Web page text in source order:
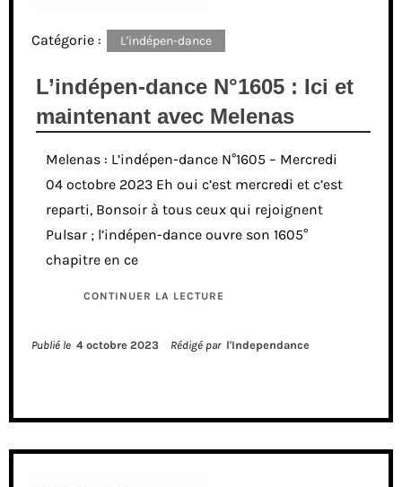
Catégorie : L'indépen-dance
L’indépen-dance N°1605 : Ici et
maintenant avec Melenas
Melenas : L’indépen-dance N°1605 – Mercredi
04 octobre 2023 Eh oui c’est mercredi et c’est
reparti, Bonsoir à tous ceux qui rejoignent
Pulsar ; l’indépen-dance ouvre son 1605°
chapitre en ce
CONTINUER LA LECTURE
Publié le 4 octobre 2023 Rédigé par l'Independance